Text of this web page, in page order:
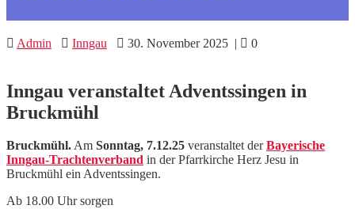
Admin Inngau 30. November 2025 | 0
Inngau veranstaltet Adventssingen in
Bruckmühl
Bruckmühl.Am Sonntag, 7.12.25 veranstaltet derBayerische
Inngau-Trachtenverband in der Pfarrkirche Herz Jesu in
Bruckmühl ein Adventssingen.
Ab 18.00 Uhr sorgen